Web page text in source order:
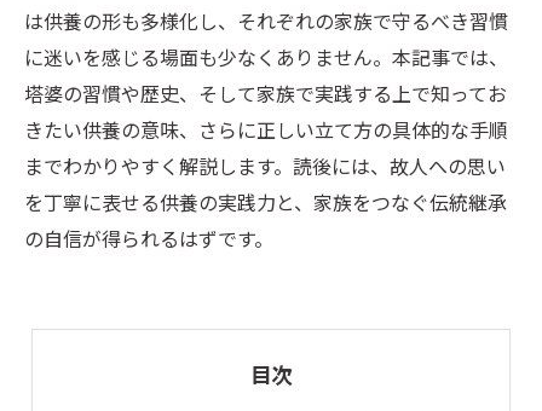
は供養の形も多様化し、それぞれの家族で守るべき習慣
に迷いを感じる場面も少なくありません。本記事では、
塔婆の習慣や歴史、そして家族で実践する上で知ってお
きたい供養の意味、さらに正しい立て方の具体的な手順
までわかりやすく解説します。読後には、故人への思い
を丁寧に表せる供養の実践力と、家族をつなぐ伝統継承
の自信が得られるはずです。
目次